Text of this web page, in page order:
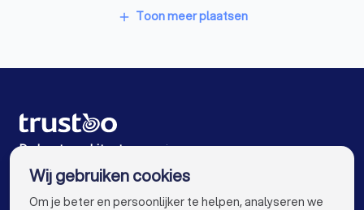
Stoffeerders in Lunteren
Architecten in Wageningen
Architecten in Rotterdam
Architecten in Utrecht
Architecten in Eindhoven
Architecten in Tilburg
Architecten in Groningen
add Toon meer plaatsen
De beste architecten voor jou
Wij gebruiken cookies
Om je beter en persoonlijker te helpen, analyseren we